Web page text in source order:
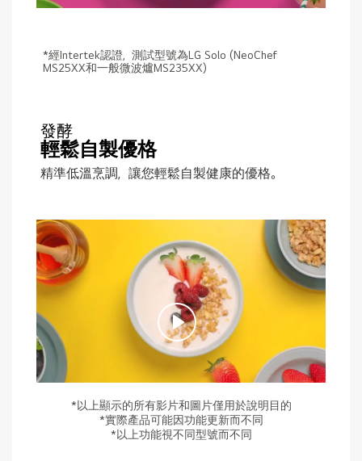
*經Intertek認證，測試型號為LG Solo (NeoChef
MS25XX和一般微波爐MS235XX)
發酵
輕鬆自製優格
精準低溫烹調，讓您輕鬆自製健康的優格。
*以上顯示的所有影片和圖片僅用於說明目的
*實際產品可能因功能更新而不同
*以上功能視不同型號而不同